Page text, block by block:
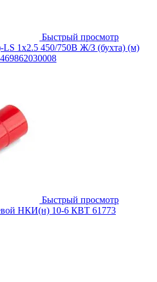
Быстрый просмотр
1х2.5 450/750В Ж/З (бухта) (м)
Быстрый просмотр
НКИ(н) 10-6 КВТ 61773